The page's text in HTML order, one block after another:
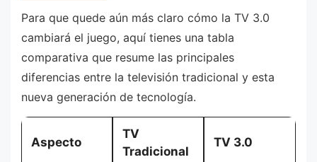
Para que quede aún más claro cómo la TV 3.0
cambiará el juego, aquí tienes una tabla
comparativa que resume las principales
diferencias entre la televisión tradicional y esta
nueva generación de tecnología.
Aspecto
TV
Tradicional
TV 3.0